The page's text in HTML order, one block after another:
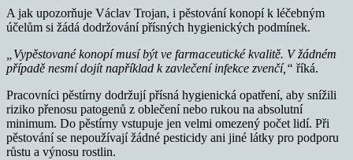
A jak upozorňuje Václav Trojan, i pěstování konopí k léčebným
účelům si žádá dodržování přísných hygienických podmínek.
„Vypěstované konopí musí být ve farmaceutické kvalitě. V žádném
případě nesmí dojít například k zavlečení infekce zvenčí,“ říká.
Pracovníci pěstírny dodržují přísná hygienická opatření, aby snížili
riziko přenosu patogenů z oblečení nebo rukou na absolutní
minimum. Do pěstírny vstupuje jen velmi omezený počet lidí. Při
pěstování se nepoužívají žádné pesticidy ani jiné látky pro podporu
růstu a výnosu rostlin.